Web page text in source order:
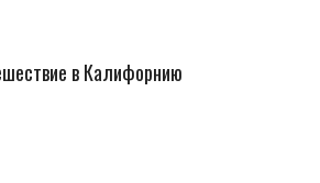
в Калифорнию